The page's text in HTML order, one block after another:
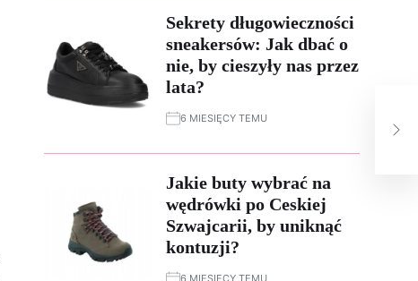
Sekrety długowieczności
sneakersów: Jak dbać o
nie, by cieszyły nas przez
lata?
6 MIESIĘCY TEMU
Jakie buty wybrać na
wędrówki po Ceskiej
Szwajcarii, by uniknąć
kontuzji?
6 MIESIĘCY TEMU
by